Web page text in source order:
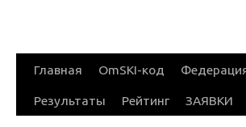
Перейти
Главная OmSKI-код
Результаты Рейтинг ЗАЯВКИ